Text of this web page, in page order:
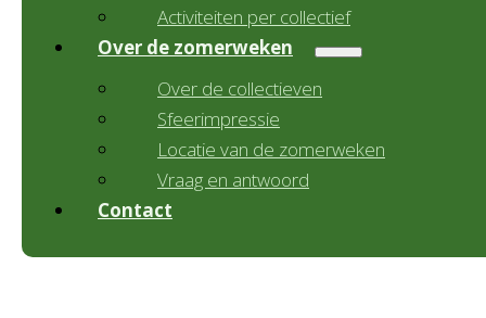
Activiteiten per collectief
Over de zomerweken
Over de collectieven
Sfeerimpressie
Locatie van de zomerweken
Vraag en antwoord
Contact